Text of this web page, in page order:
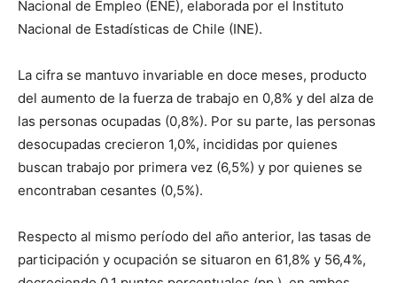
Nacional de Empleo (ENE), elaborada por el Instituto
Nacional de Estadísticas de Chile (INE).
La cifra se mantuvo invariable en doce meses, producto
del aumento de la fuerza de trabajo en 0,8% y del alza de
las personas ocupadas (0,8%). Por su parte, las personas
desocupadas crecieron 1,0%, incididas por quienes
buscan trabajo por primera vez (6,5%) y por quienes se
encontraban cesantes (0,5%).
Respecto al mismo período del año anterior, las tasas de
participación y ocupación se situaron en 61,8% y 56,4%,